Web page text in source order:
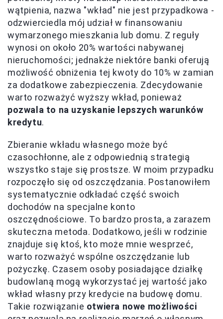
wątpienia, nazwa "wkład" nie jest przypadkowa -
odzwierciedla mój udział w finansowaniu
wymarzonego mieszkania lub domu. Z reguły
wynosi on około 20% wartości nabywanej
nieruchomości; jednakże niektóre banki oferują
możliwość obniżenia tej kwoty do 10% w zamian
za dodatkowe zabezpieczenia. Zdecydowanie
warto rozważyć wyższy wkład, ponieważ
pozwala to na uzyskanie lepszych warunków
kredytu.
Zbieranie wkładu własnego może być
czasochłonne, ale z odpowiednią strategią
wszystko staje się prostsze. W moim przypadku
rozpoczęło się od oszczędzania. Postanowiłem
systematycznie odkładać część swoich
dochodów na specjalne konto
oszczędnościowe. To bardzo prosta, a zarazem
skuteczna metoda. Dodatkowo, jeśli w rodzinie
znajduje się ktoś, kto może mnie wesprzeć,
warto rozważyć wspólne oszczędzanie lub
pożyczkę. Czasem osoby posiadające działkę
budowlaną mogą wykorzystać jej wartość jako
wkład własny przy kredycie na budowę domu.
Takie rozwiązanie otwiera nowe możliwości